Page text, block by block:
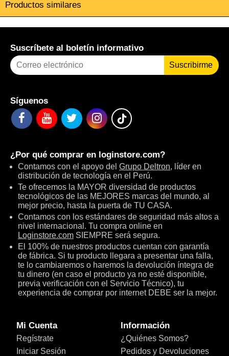
Productos similares
Suscríbete al boletín informativo
Suscribirme
Síguenos
¿Por qué comprar en loginstore.com?
Contamos con el apoyo del Grupo Deltron, líder en
distribución de tecnología en el Perú.
Te ofrecemos la MAYOR diversidad de productos
tecnológicos de las MEJORES marcas del mundo, al
mejor precio, hasta la puerta de TU CASA.
Contamos con los estándares de seguridad más altos a
nivel internacional. Tu compra online en
Loginstore.com SIEMPRE será segura.
El 100% de nuestros productos cuentan con garantía
de fábrica. Si tu producto llegara a presentar una falla,
te lo cambiaremos o haremos la devolución íntegra de
tu dinero (en caso el producto ya no esté disponible,
previa verificación con el Servicio Técnico), tu
experiencia de comprar por internet DEBE ser la mejor.
Mi Cuenta
Regístrate
Iniciar Sesión
Información
¿Quiénes Somos?
Pedidos y Devoluciones